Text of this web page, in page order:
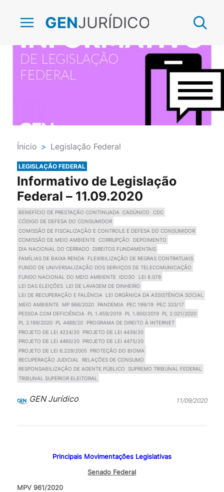
GENJURÍDICO
Ínicio > Legislação Federal
LEGISLAÇÃO FEDERAL
Informativo de Legislação
Federal – 11.09.2020
BENEFÍCIO DE PRESTAÇÃO CONTINUADA CADÚNICO
CDC
CÓDIGO DE DEFESA DO CONSUMIDOR
COMISSÃO DE FISCALIZAÇÃO E CONTROLE E DEFESA DO CONSUMIDOR
COMISSÃO DE MEIO AMBIENTE CORRUPÇÃO
DEPOIMENTO
DIA NACIONAL DO CERRADO
DIREITOS FUNDAMENTAIS
FAMÍLIAS DE BAIXA RENDA
FLEXIBILIZAÇÃO DE REGRAS CONTRATUAIS
FUNDO DE UNIVERSALIZAÇÃO DOS SERVIÇOS DE TELECOMUNICAÇÃO
FUNDO NACIONAL DO MEIO AMBIENTE
IDOSO
LEI 8.078
LEI DAS ELEIÇÕES
LEI DE LAVAGEM DE DINHEIRO
LEI DE RECUPERAÇÃO E FALÊNCIA
LEI ORGÂNICA DA ASSISTÊNCIA SOCIAL
MEIO AMBIENTE
MP 966/2020 PANDEMIA PEC 199/19 PEC 333/17
PESSOA COM DEFICIÊNCIA
PL 1.459/2019 PL 1.600/2019
PL 2.021/2020
PL 2.189/2020
PL 4488/20
PROGRAMA DE DIREITO À INTERNET
PROJETO DE LEI 4224/20
PROJETO DE LEI 4439/20
PROJETO DE LEI 4460/20
PROJETO DE LEI 4475/20
PROJETO DE LEI 6.229/2005
PROTEÇÃO DO BIOMA
RECUPERAÇÃO JUDICIAL
RELAÇÕES DE CONSUMO
RESPONSABILIZAÇÃO DE AGENTE PÚBLICO SUPREMO TRIBUNAL FEDERAL
TRIBUNAL SUPERIOR ELEITORAL
GEN Jurídico 11/09/2020
Principais Movimentações Legislativas
Senado Federal
MPV 961/2020